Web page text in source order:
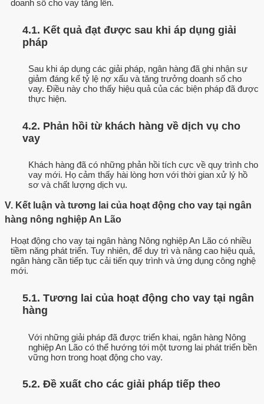
doanh số cho vay tăng lên.
4.1. Kết quả đạt được sau khi áp dụng giải
pháp
Sau khi áp dụng các giải pháp, ngân hàng đã ghi nhận sự
giảm đáng kể tỷ lệ nợ xấu và tăng trưởng doanh số cho
vay. Điều này cho thấy hiệu quả của các biện pháp đã được
thực hiện.
4.2. Phản hồi từ khách hàng về dịch vụ cho
vay
Khách hàng đã có những phản hồi tích cực về quy trình cho
vay mới. Họ cảm thấy hài lòng hơn với thời gian xử lý hồ
sơ và chất lượng dịch vụ.
V. Kết luận và tương lai của hoạt động cho vay tại ngân
hàng nông nghiệp An Lão
Hoạt động cho vay tại ngân hàng Nông nghiệp An Lão có nhiều
tiềm năng phát triển. Tuy nhiên, để duy trì và nâng cao hiệu quả,
ngân hàng cần tiếp tục cải tiến quy trình và ứng dụng công nghệ
mới.
5.1. Tương lai của hoạt động cho vay tại ngân
hàng
Với những giải pháp đã được triển khai, ngân hàng Nông
nghiệp An Lão có thể hướng tới một tương lai phát triển bền
vững hơn trong hoạt động cho vay.
5.2. Đề xuất cho các giải pháp tiếp theo